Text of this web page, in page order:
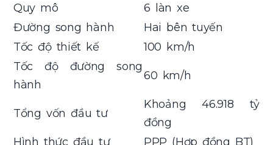
Quy mô
6 làn xe
Đường song hành
Hai bên tuyến
Tốc độ thiết kế
100 km/h
Tốc độ đường song
hành
60 km/h
Tổng vốn đầu tư
Khoảng 46.918 tỷ
đồng
Hình thức đầu tư
PPP (Hợp đồng BT)